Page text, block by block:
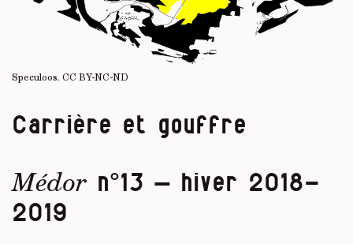
Speculoos. CC BY-NC-ND
Carrière et gouffre
Médor n°13 – hiver 2018-
2019